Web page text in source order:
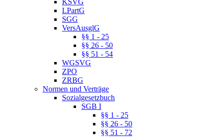
LPartG
SGG
VersAusglG
§§ 1 - 25
§§ 26 - 50
§§ 51 - 54
WGSVG
ZPO
ZRBG
Normen und Verträge
Sozialgesetzbuch
SGB I
§§ 1 - 25
§§ 26 - 50
§§ 51 - 72